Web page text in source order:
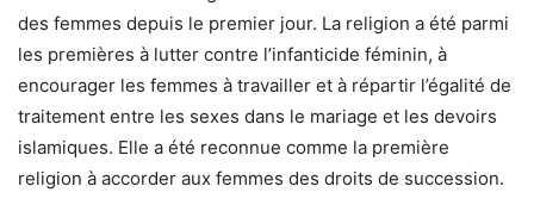
des femmes depuis le premier jour. La religion a été parmi
les premières à lutter contre l’infanticide féminin, à
encourager les femmes à travailler et à répartir l’égalité de
traitement entre les sexes dans le mariage et les devoirs
islamiques. Elle a été reconnue comme la première
religion à accorder aux femmes des droits de succession.